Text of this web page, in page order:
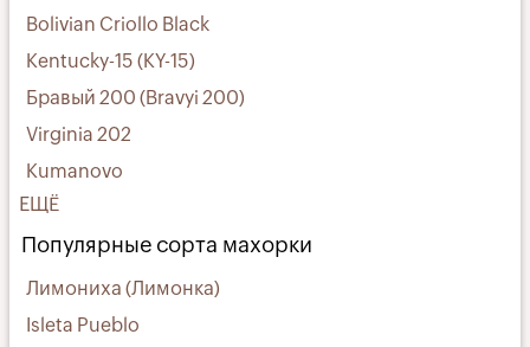
Bolivian Criollo Black
Kentucky-15 (KY-15)
Бравый 200 (Bravyi 200)
Virginia 202
Kumanovo
ЕЩЁ
Популярные сорта махорки
Лимониха (Лимонка)
Isleta Pueblo